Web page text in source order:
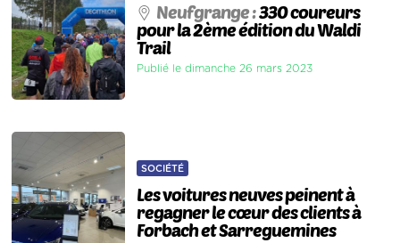
Neufgrange :330 coureurs
pour la 2ème édition du Waldi
Trail
Publié le dimanche 26 mars 2023
SOCIÉTÉ
Les voitures neuves peinent à
regagner le cœur des clients à
Forbach et Sarreguemines